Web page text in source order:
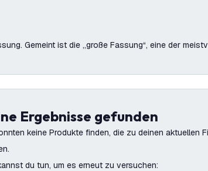
Gemeint ist die „große Fassung“, eine der
Ergebnisse gefunden
keine Produkte finden, die zu deinen aktuellen
du tun, um es erneut zu versuchen: